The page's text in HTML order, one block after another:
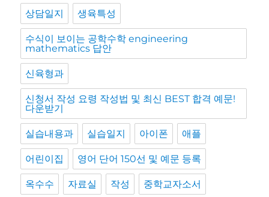
상담일지 생육특성
수식이 보이는 공학수학 engineering
mathematics 답안
신육형과
신청서 작성 요령 작성법 및 최신 BEST 합격 예문!
다운받기
실습내용과 실습일지 아이폰 애플
어린이집 영어 단어 150선 및 예문 등록
옥수수 자료실 작성 중학교자소서